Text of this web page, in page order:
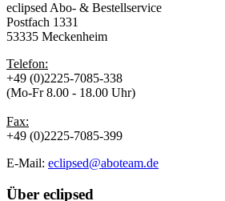
eclipsed Abo- & Bestellservice
Postfach 1331
53335 Meckenheim
Telefon:
+49 (0)2225-7085-338
(Mo-Fr 8.00 - 18.00 Uhr)
Fax:
+49 (0)2225-7085-399
E-Mail: eclipsed@aboteam.de
Über eclipsed